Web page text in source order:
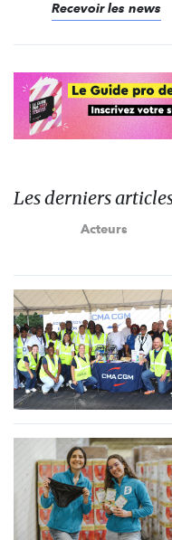
Recevoir les news
Les derniers
Acteurs